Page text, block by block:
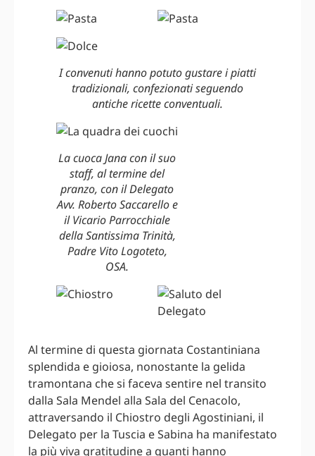
I convenuti hanno potuto gustare i piatti
tradizionali, confezionati seguendo
antiche ricette conventuali.
La cuoca Jana con il suo
staff, al termine del
pranzo, con il Delegato
Avv. Roberto Saccarello e
il Vicario Parrocchiale
della Santissima Trinità,
Padre Vito Logoteto,
OSA.
Al termine di questa giornata Costantiniana
splendida e gioiosa, nonostante la gelida
tramontana che si faceva sentire nel transito
dalla Sala Mendel alla Sala del Cenacolo,
attraversando il Chiostro degli Agostiniani, il
Delegato per la Tuscia e Sabina ha manifestato
la più viva gratitudine a quanti hanno